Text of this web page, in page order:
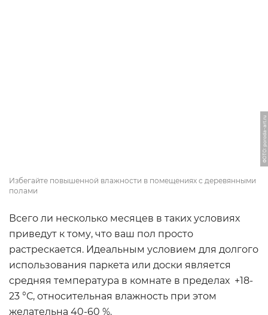
ФОТО: poroda-art.ru
Избегайте повышенной влажности в помещениях с деревянными
полами
Всего ли несколько месяцев в таких условиях
приведут к тому, что ваш пол просто
растрескается. Идеальным условием для долгого
использования паркета или доски является
средняя температура в комнате в пределах +18-
23 °С, относительная влажность при этом
желательна 40-60 %.